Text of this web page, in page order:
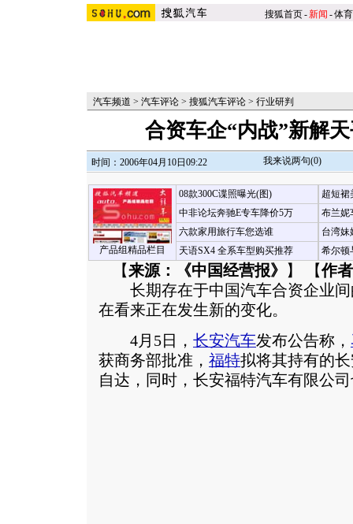
搜狐首页-新闻 -体育
汽车频道 > 汽车评论 > 搜狐汽车评论 > 行业研判
合资车企“内战”新解
时间：2006年04月10日09:22 我来说两句(0)
产品组精品栏目
08款300C谍照曝光(图)
中非论坛奔驰E专车降价5万
六款家用旅行车您选谁
天语SX4 全系车型购买推荐
超短裙
布兰妮
台湾妹
希尔顿
【来源：《中国经营报》 】 【作
长期存在于中国汽车合资企业间
在看来正在发生新的变化。
4月5日， 长安汽车发布公告称，
获商务部批准， 福特拟将其持有的
自达，同时，长安福特汽车有限公